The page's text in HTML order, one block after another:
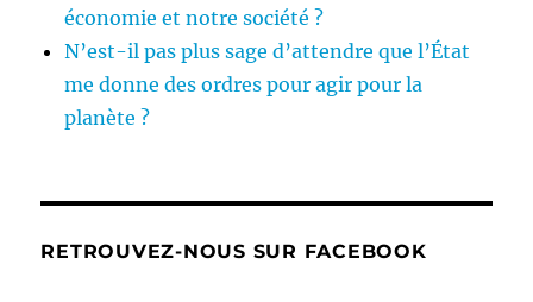
économie et notre société ?
N’est-il pas plus sage d’attendre que l’État
me donne des ordres pour agir pour la
planète ?
RETROUVEZ-NOUS SUR FACEBOOK